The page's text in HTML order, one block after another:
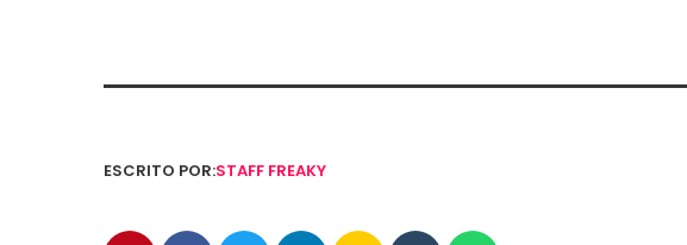
ESCRITO POR:STAFF FREAKY